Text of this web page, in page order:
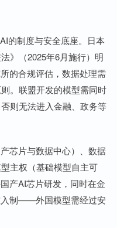
的制度与安全底座。日本
》（2025年6月施行）明
的合规评估，数据处理需
。联盟开发的模型需同时
则无法进入金融、政务等
芯片与数据中心）、数据
主权（基础模型自主可
产AI芯片研发，同时在金
入制——外国模型需经过安